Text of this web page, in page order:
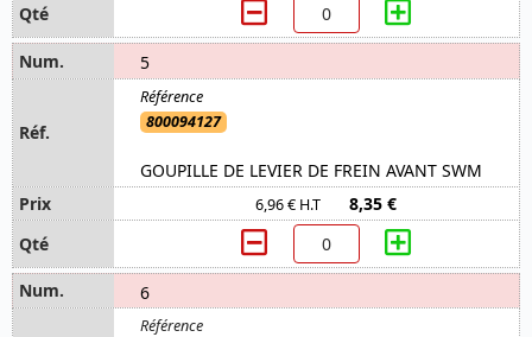
5
800094127
GOUPILLE DE LEVIER DE FREIN AVANT SWM
6,96 € H.T 8,35 €
6